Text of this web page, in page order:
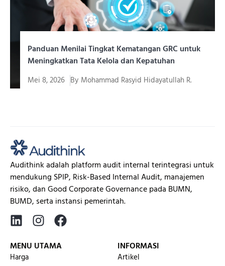
Panduan Menilai Tingkat Kematangan GRC untuk
Meningkatkan Tata Kelola dan Kepatuhan
Mei 8, 2026 By Mohammad Rasyid Hidayatullah R.
Audithink adalah platform audit internal terintegrasi untuk
mendukung SPIP, Risk-Based Internal Audit, manajemen
risiko, dan Good Corporate Governance pada BUMN,
BUMD, serta instansi pemerintah.
MENU UTAMA
Harga
INFORMASI
Artikel